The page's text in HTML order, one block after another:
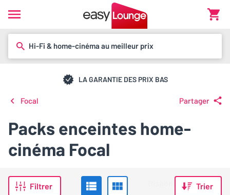
Hi-Fi & home-cinéma au meilleur prix
LA GARANTIE DES PRIX BAS
Focal Partager
Packs enceintes home-
cinéma Focal
Filtrer Trier